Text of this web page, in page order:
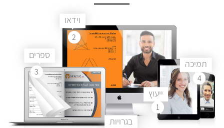
ייעוץ
1
וידאו
2
ספרים
3
תמיכה
4
בגרויות